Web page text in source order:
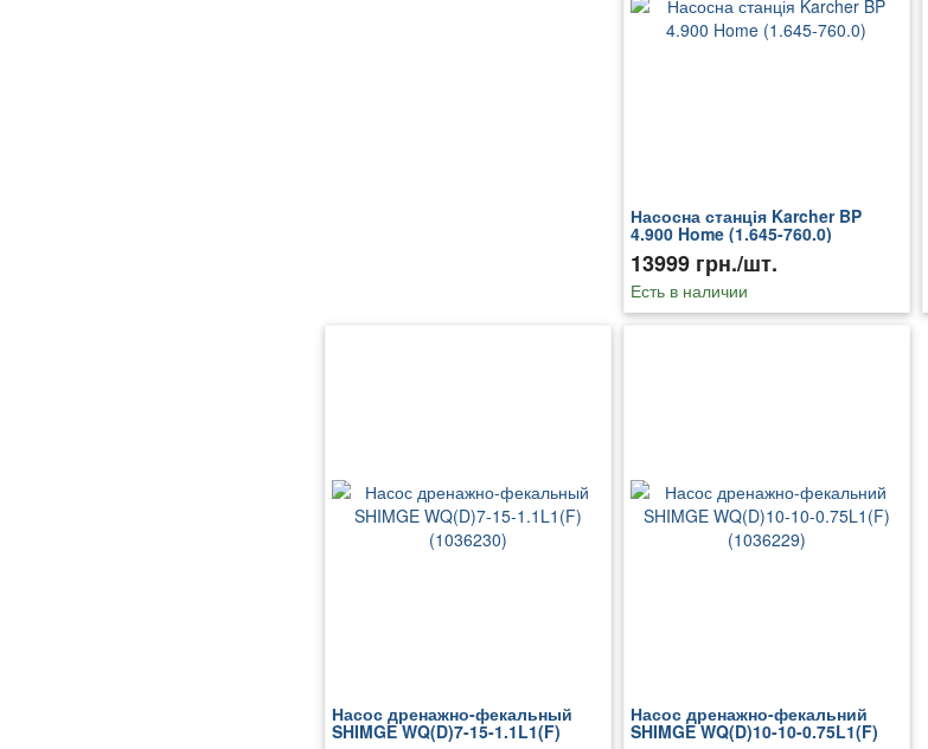
Насосна станція Karcher BP
4.900 Home (1.645-760.0)
13999 грн./шт.
Есть в наличии
Насос дренажно-фекальный
SHIMGE WQ(D)7-15-1.1L1(F)
Насос дренажно-фекальний
SHIMGE WQ(D)10-10-0.75L1(F)